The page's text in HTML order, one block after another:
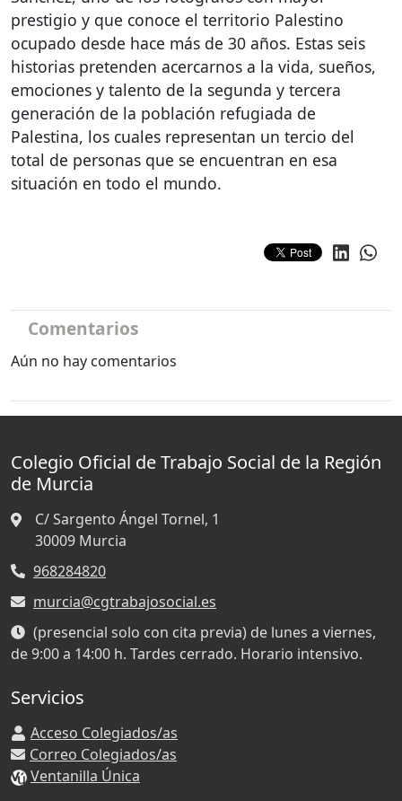
prestigio y que conoce el territorio Palestino
ocupado desde hace más de 30 años. Estas seis
historias pretenden acercarnos a la vida, sueños,
emociones y talento de la segunda y tercera
generación de la población refugiada de
Palestina, los cuales representan un tercio del
total de personas que se encuentran en esa
situación en todo el mundo.
Comentarios
Aún no hay comentarios
Colegio Oficial de Trabajo Social de la Región
de Murcia
C/ Sargento Ángel Tornel, 1
30009 Murcia
968284820
murcia@cgtrabajosocial.es
(presencial solo con cita previa) de lunes a viernes,
de 9:00 a 14:00 h. Tardes cerrado. Horario intensivo.
Servicios
Acceso Colegiados/as
Correo Colegiados/as
Ventanilla Única